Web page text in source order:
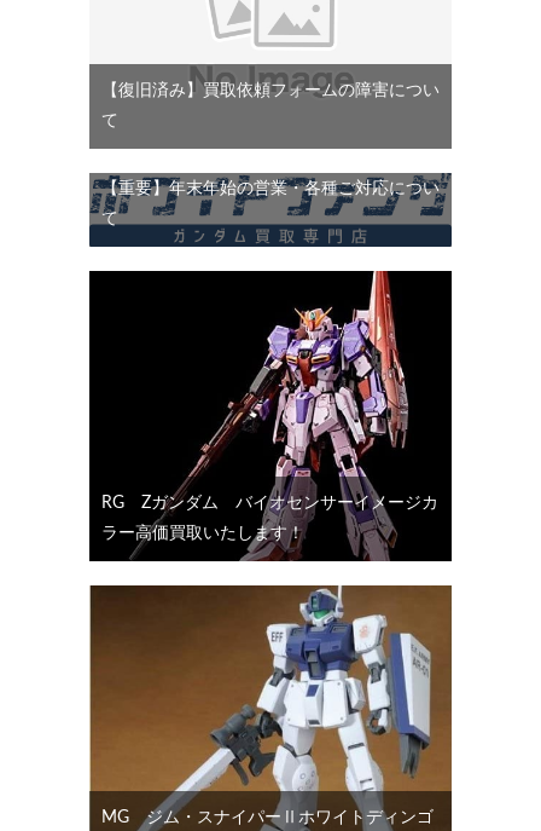
【復旧済み】買取依頼フォームの障害につい
て
【重要】年末年始の営業・各種ご対応につい
て
RG Ζガンダム バイオセンサーイメージカ
ラー高価買取いたします！
MG ジム・スナイパーⅡホワイトディンゴ